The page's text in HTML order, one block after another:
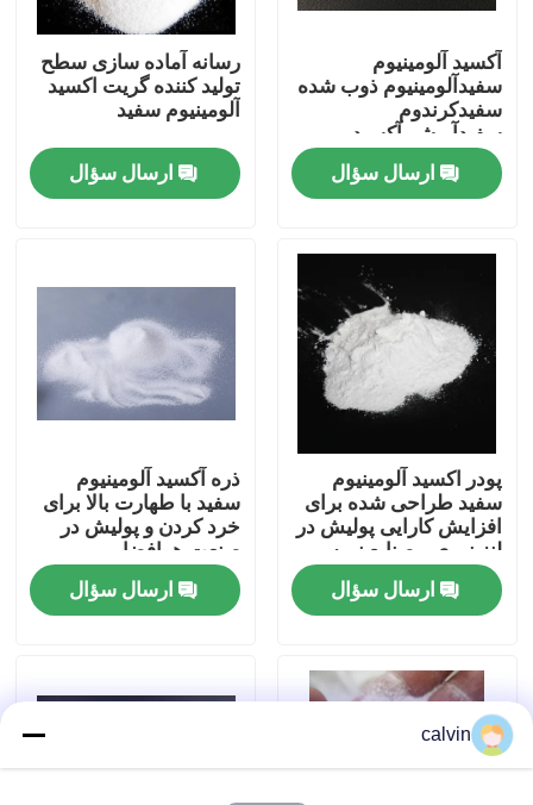
خانه
محصولات
کارخانه تور
کنترل کیفیت
تماس با ما
درخواست نقل قول
بلست مهره سرامیکی
آکسید آلومینیوم
سفیدآلومینیوم ذوب شده
سفیدکرندوم
سفیدآبرشیوآکسید
آلومینیوم سفید
ارسال سؤال
رسانه آماده سازی سطح
تولید کننده گریت اکسید
آلومینیوم سفید
ارسال سؤال
پودر اکسید آلومینیوم
سفید طراحی شده برای
افزایش کارایی پولیش در
لنز نوری و صنایع نیمه
هادی
ارسال سؤال
ذره آکسید آلومینیوم
سفید با طهارت بالا برای
خرد کردن و پولیش در
صنعت هوافضا و
الکترونیک
ارسال سؤال
calvin